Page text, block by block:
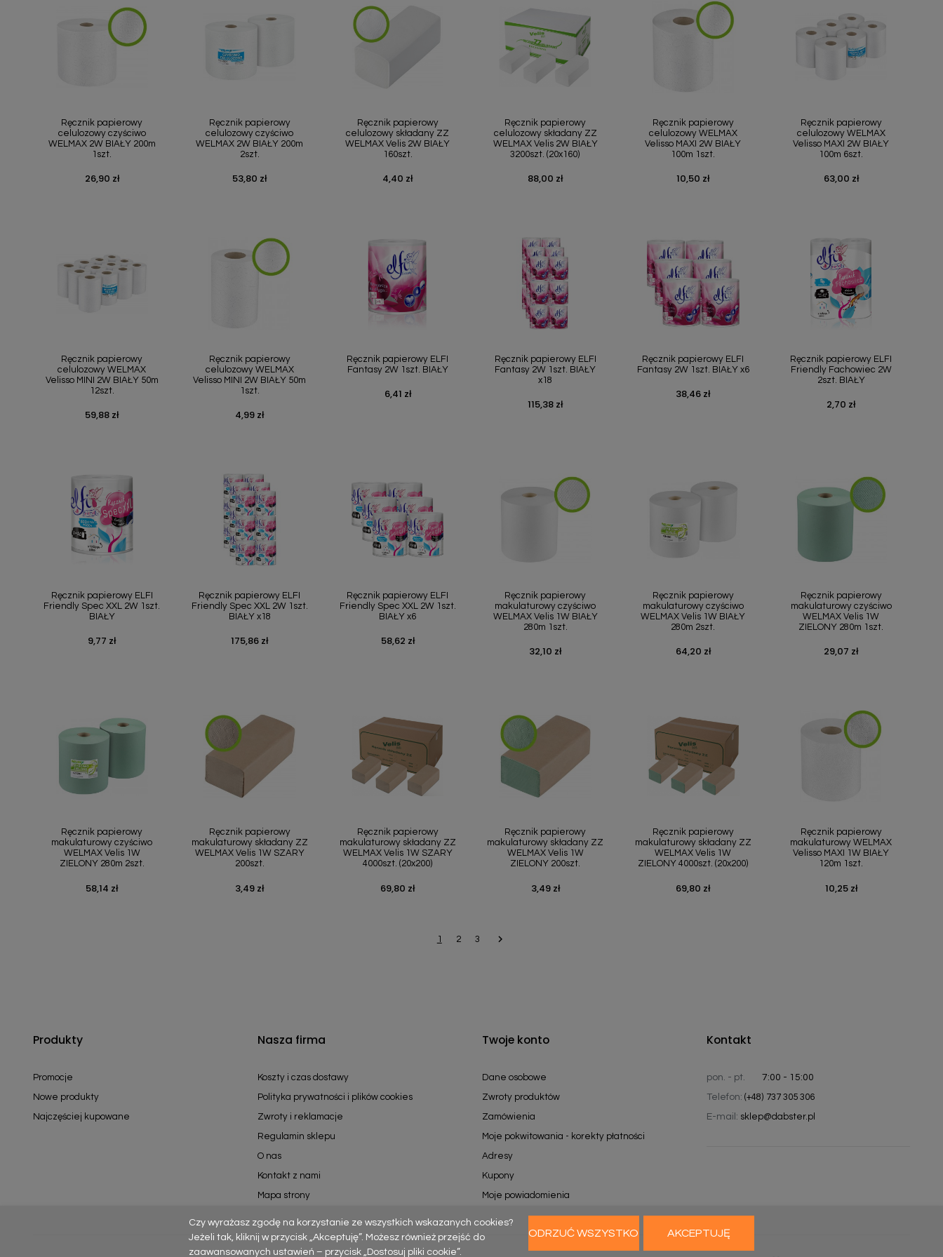
Podłoża
Pozostałe
Zobacz wszystkie
Ręcznik papierowy
celulozowy czyściwo
WELMAX 2W BIAŁY 200m
1szt.
Cena
26,90 zł
Ręcznik papierowy
celulozowy czyściwo
WELMAX 2W BIAŁY 200m
2szt.
Cena
53,80 zł
Ręcznik papierowy
celulozowy składany ZZ
WELMAX Velis 2W BIAŁY
160szt.
Cena
4,40 zł
Ręcznik papierowy
celulozowy składany ZZ
WELMAX Velis 2W BIAŁY
3200szt. (20x160)
Cena
88,00 zł
Ręcznik papierowy
celulozowy WELMAX
Velisso MAXI 2W BIAŁY
100m 1szt.
Cena
10,50 zł
Ręcznik papierowy
celulozowy WELMAX
Velisso MAXI 2W BIAŁY
100m 6szt.
Cena
63,00 zł
Ręcznik papierowy
celulozowy WELMAX
Velisso MINI 2W BIAŁY 50m
12szt.
Cena
59,88 zł
Ręcznik papierowy
celulozowy WELMAX
Velisso MINI 2W BIAŁY 50m
1szt.
Cena
4,99 zł
Ręcznik papierowy ELFI
Fantasy 2W 1szt. BIAŁY
Cena
6,41 zł
Ręcznik papierowy ELFI
Fantasy 2W 1szt. BIAŁY
x18
Cena
115,38 zł
Ręcznik papierowy ELFI
Fantasy 2W 1szt. BIAŁY x6
Cena
38,46 zł
Ręcznik papierowy ELFI
Friendly Fachowiec 2W
2szt. BIAŁY
Cena
2,70 zł
Ręcznik papierowy ELFI
Friendly Spec XXL 2W 1szt.
BIAŁY
Cena
9,77 zł
Ręcznik papierowy ELFI
Friendly Spec XXL 2W 1szt.
BIAŁY x18
Cena
175,86 zł
Ręcznik papierowy ELFI
Friendly Spec XXL 2W 1szt.
BIAŁY x6
Cena
58,62 zł
Ręcznik papierowy
makulaturowy czyściwo
WELMAX Velis 1W BIAŁY
280m 1szt.
Cena
32,10 zł
Ręcznik papierowy
makulaturowy czyściwo
WELMAX Velis 1W BIAŁY
280m 2szt.
Cena
64,20 zł
Ręcznik papierowy
makulaturowy czyściwo
WELMAX Velis 1W
ZIELONY 280m 1szt.
Cena
29,07 zł
Ręcznik papierowy
makulaturowy czyściwo
WELMAX Velis 1W
ZIELONY 280m 2szt.
Cena
58,14 zł
Ręcznik papierowy
makulaturowy składany ZZ
WELMAX Velis 1W SZARY
200szt.
Cena
3,49 zł
Ręcznik papierowy
makulaturowy składany ZZ
WELMAX Velis 1W SZARY
4000szt. (20x200)
Cena
69,80 zł
Ręcznik papierowy
makulaturowy składany ZZ
WELMAX Velis 1W
ZIELONY 200szt.
Cena
3,49 zł
Ręcznik papierowy
makulaturowy składany ZZ
WELMAX Velis 1W
ZIELONY 4000szt. (20x200)
Cena
69,80 zł
Ręcznik papierowy
makulaturowy WELMAX
Velisso MAXI 1W BIAŁY
120m 1szt.
Cena
10,25 zł
1 2 3 Następny

Produkty
Promocje
Nowe produkty
Najczęściej kupowane
Nasza firma
Koszty i czas dostawy
Polityka prywatności i plików cookies
Zwroty i reklamacje
Regulamin sklepu
O nas
Kontakt z nami
Mapa strony
Twoje konto
Dane osobowe
Zwroty produktów
Zamówienia
Moje pokwitowania - korekty płatności
Adresy
Kupony
Moje powiadomienia
Czy wyrażasz zgodę na korzystanie ze wszystkich wskazanych cookies?
Jeżeli tak, kliknij w przycisk „Akceptuję”. Możesz również przejść do
zaawansowanych ustawień – przycisk „Dostosuj pliki cookie”.
ODRZUĆ WSZYSTKO AKCEPTUJĘ
Kontakt
pon. - pt.
7:00 - 15:00
Telefon: (+48) 737 305 306
E-mail: sklep@dabster.pl